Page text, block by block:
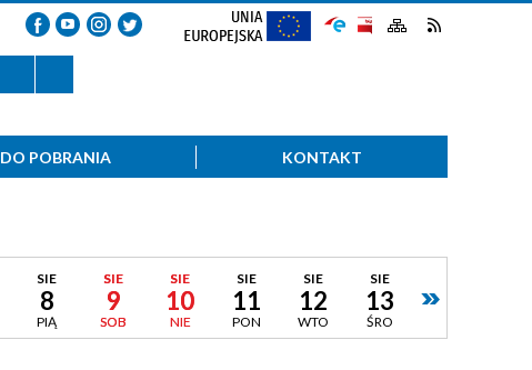
DO POBRANIA KONTAKT
SIE
8
PIĄ
SIE
9
SOB
SIE
10
NIE
SIE
11
PON
SIE
12
WTO
SIE
13
ŚRO